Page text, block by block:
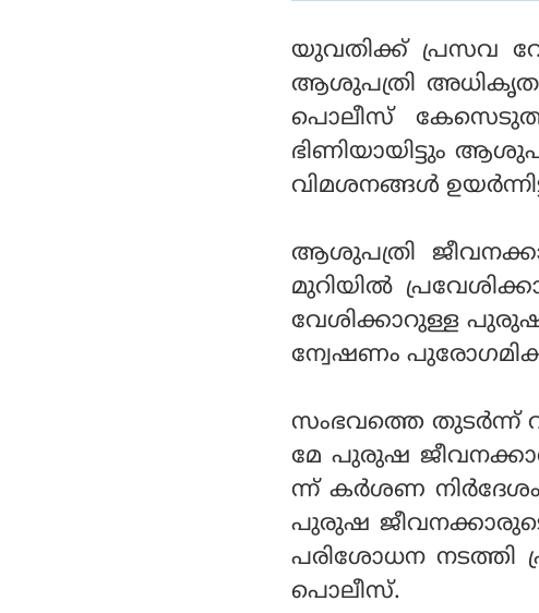
യുവതിക്ക് പ്രസവ
ആശുപത്രി
പൊലീസ്
ഭിണിയായിട്ടും
വിമശനങ്ങൾ
ആശുപത്രി
മുറിയിൽ
വേശിക്കാറുള്ള പുരുഷ
ന്വേഷണം
സംഭവത്തെ തുടർന്ന്
മേ പുരുഷ
ന്ന് കർശണ
പുരുഷ ജീവനക്കാരുടെ
പരിശോധന നടത്തി
പൊലീസ്.